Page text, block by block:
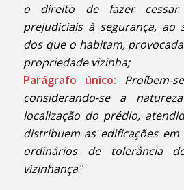
o direito de fazer cessar
prejudiciais à segurança, ao
dos que o habitam,
propriedade vizinha;
Parágrafo único:
Proíbem-
considerando-se a
localização do prédio,
distribuem as edificações
ordinários de tolerância
vizinhança.”